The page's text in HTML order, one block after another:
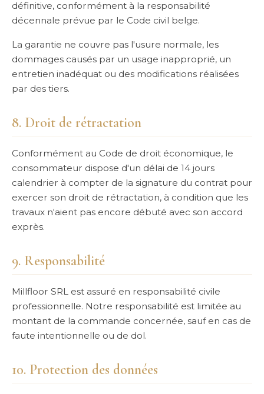
définitive, conformément à la responsabilité
décennale prévue par le Code civil belge.
La garantie ne couvre pas l'usure normale, les
dommages causés par un usage inapproprié, un
entretien inadéquat ou des modifications réalisées
par des tiers.
8. Droit de rétractation
Conformément au Code de droit économique, le
consommateur dispose d'un délai de 14 jours
calendrier à compter de la signature du contrat pour
exercer son droit de rétractation, à condition que les
travaux n'aient pas encore débuté avec son accord
exprès.
9. Responsabilité
Millfloor SRL est assuré en responsabilité civile
professionnelle. Notre responsabilité est limitée au
montant de la commande concernée, sauf en cas de
faute intentionnelle ou de dol.
10. Protection des données